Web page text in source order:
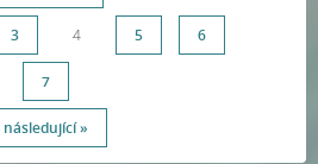
3 4 5 6
7
následující »